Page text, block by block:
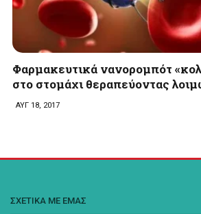
Φαρμακευτικά νανορομπότ
στο στομάχι θεραπεύοντας
ΑΥΓ 18, 2017
ΣΧΕΤΙΚΑ ΜΕ ΕΜΑΣ